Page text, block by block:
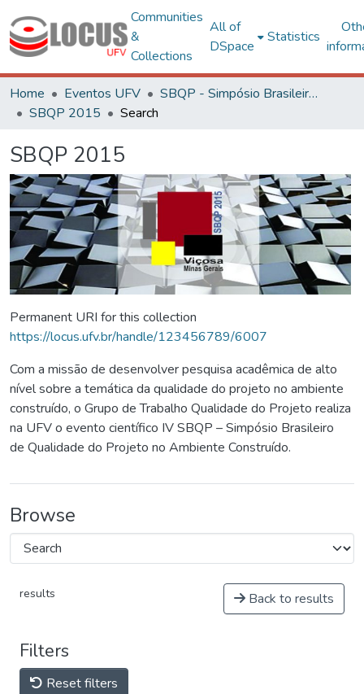
Communities
&
Collections
All of
DSpace
Statistics
Home Eventos UFV
SBQP - Simpósio Brasileiro de Qualidade do Projeto no Ambiente Construído
SBQP 2015
Search
SBQP 2015
Permanent URI for this collection
https://locus.ufv.br/handle/123456789/6007
Com a missão de desenvolver pesquisa acadêmica de alto
nível sobre a temática da qualidade do projeto no ambiente
construído, o Grupo de Trabalho Qualidade do Projeto realiza
na UFV o evento científico IV SBQP – Simpósio Brasileiro
de Qualidade do Projeto no Ambiente Construído.
Browse
results Back to results
Filters
Reset filters